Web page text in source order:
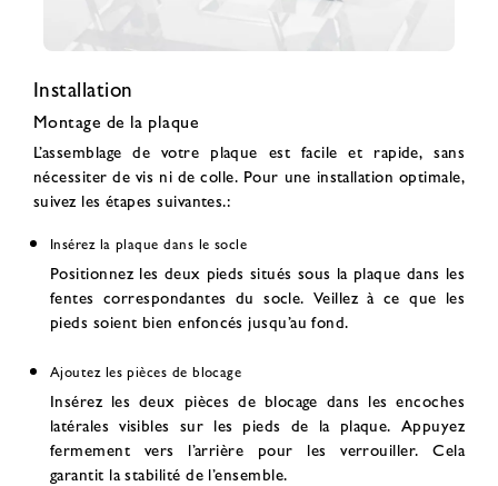
Installation
Montage de la plaque
L’assemblage de votre plaque est facile et rapide, sans
nécessiter de vis ni de colle. Pour une installation optimale,
suivez les étapes suivantes.:
Insérez la plaque dans le socle
Positionnez les deux pieds situés sous la plaque dans les
fentes correspondantes du socle. Veillez à ce que les
pieds soient bien enfoncés jusqu’au fond.
Ajoutez les pièces de blocage
Insérez les deux pièces de blocage dans les encoches
latérales visibles sur les pieds de la plaque. Appuyez
fermement vers l’arrière pour les verrouiller. Cela
garantit la stabilité de l’ensemble.